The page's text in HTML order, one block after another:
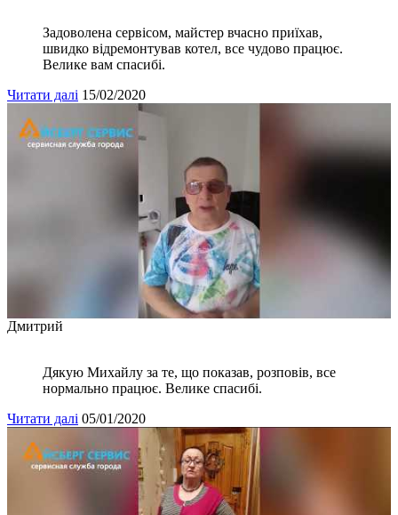
Задоволена сервісом, майстер вчасно приїхав,
швидко відремонтував котел, все чудово працює.
Велике вам спасибі.
Читати далі 15/02/2020
Дмитрий
Дякую Михайлу за те, що показав, розповів, все
нормально працює. Велике спасибі.
Читати далі 05/01/2020